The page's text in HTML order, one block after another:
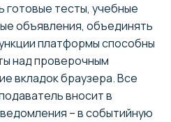
готовые тесты, учебные
объявления, объединять
платформы способны
над проверочным
вкладок браузера. Все
вносит в
– в событийную